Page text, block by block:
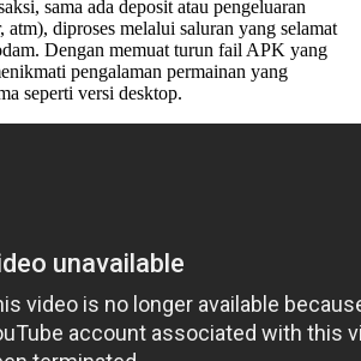
sama ada deposit atau pengeluaran
atm), diproses melalui saluran yang selamat
Dengan memuat turun fail APK yang
pengalaman permainan yang
seperti versi desktop.